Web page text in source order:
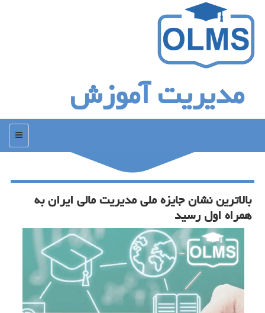
مدیریت آموزش
منو
بالاترین نشان جایزه ملی مدیریت مالی ایران به
همراه اول رسید